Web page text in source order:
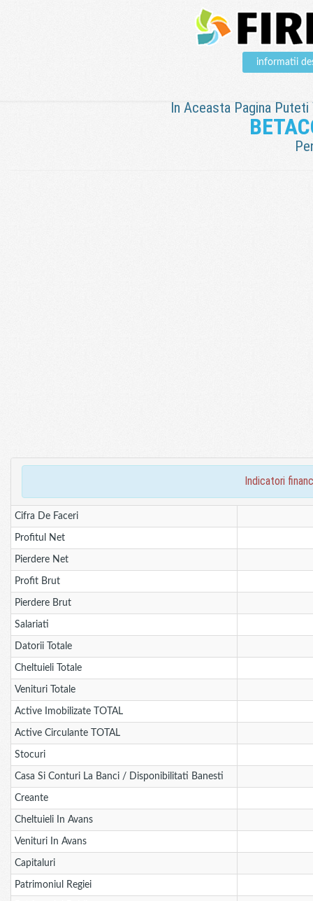
informatii
In Aceasta Pagina
indicatori
Cifra De Faceri
Profitul Net
Pierdere Net
Profit Brut
Pierdere Brut
Salariati
Datorii Totale
Cheltuieli Totale
Venituri Totale
Active Imobilizate TOTAL
Active Circulante TOTAL
Stocuri
Casa Si Conturi La Banci / Disponibilitati Banesti
Creante
Cheltuieli In Avans
Venituri In Avans
Capitaluri
Patrimoniul Regiei